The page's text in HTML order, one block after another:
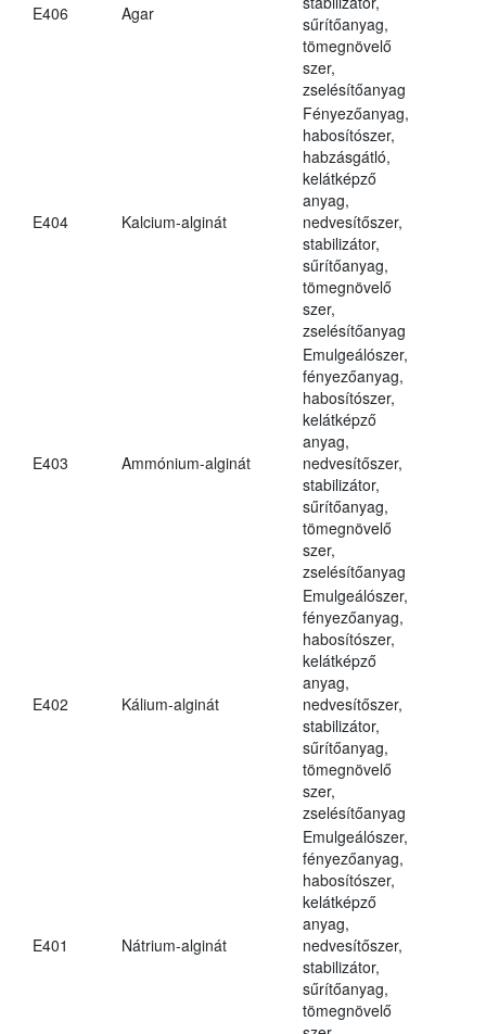
E406 Agar
sűrítőanyag,
tömegnövelő
szer,
zselésítőanyag
E404 Kalcium-alginát
Fényezőanyag,
habosítószer,
habzásgátló,
kelátképző
anyag,
nedvesítőszer,
stabilizátor,
sűrítőanyag,
tömegnövelő
szer,
zselésítőanyag
E403 Ammónium-alginát
Emulgeálószer,
fényezőanyag,
habosítószer,
kelátképző
anyag,
nedvesítőszer,
stabilizátor,
sűrítőanyag,
tömegnövelő
szer,
zselésítőanyag
E402 Kálium-alginát
Emulgeálószer,
fényezőanyag,
habosítószer,
kelátképző
anyag,
nedvesítőszer,
stabilizátor,
sűrítőanyag,
tömegnövelő
szer,
zselésítőanyag
E401 Nátrium-alginát
Emulgeálószer,
fényezőanyag,
habosítószer,
kelátképző
anyag,
nedvesítőszer,
stabilizátor,
sűrítőanyag,
tömegnövelő